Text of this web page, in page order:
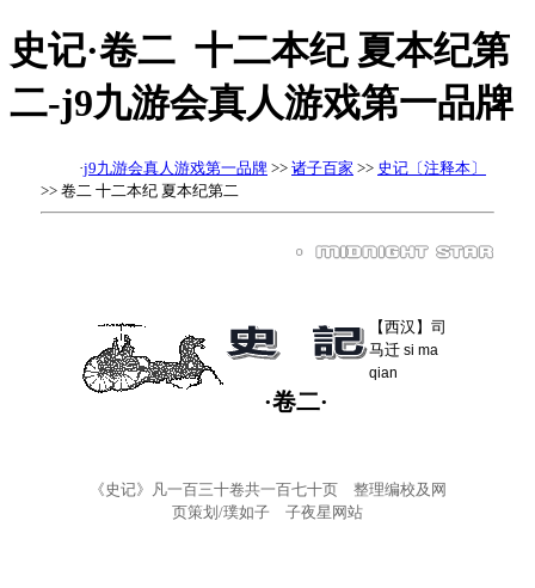
史记·卷二 十二本纪 夏本纪第
二-j9九游会真人游戏第一品牌
·j9九游会真人游戏第一品牌 >> 诸子百家 >> 史记〔注释本〕
>> 卷二 十二本纪 夏本纪第二
·卷二·
【西汉】司
马迁 si ma
qian
《史记》凡一百三十卷共一百七十页 整理编校及网
页策划/璞如子 子夜星网站